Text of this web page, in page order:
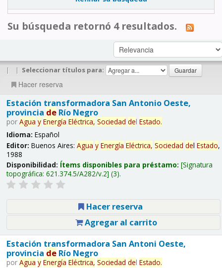
Su búsqueda retornó 4 resultados.
| | Seleccionar títulos para:
Hacer reserva
Estación transformadora San Antonio Oeste,
provincia deRío Negro
por Agua y Energía Eléctrica, Sociedad del Estado.
Idioma: Español
Editor: Buenos Aires: Agua y Energía Eléctrica, Sociedad del Estado,
1988
Disponibilidad: Ítems disponibles para préstamo: Signatura
topográfica: 621.374.5/A282/v.2 (3).
Hacer reserva
Agregar al carrito
Estación transformadora San Antoni Oeste,
provincia deRío Negro
por Agua y Energía Eléctrica, Sociedad del Estado.